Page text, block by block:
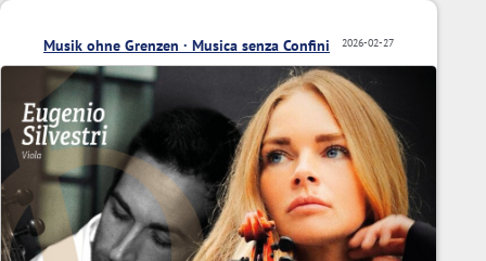
2026-02-27
Musik ohne Grenzen · Musica senza Confini